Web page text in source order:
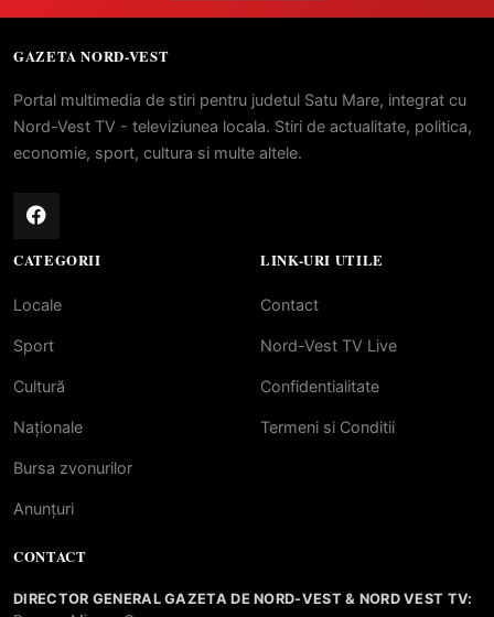
GAZETA NORD-VEST
Portal multimedia de stiri pentru judetul Satu Mare, integrat cu
Nord-Vest TV - televiziunea locala. Stiri de actualitate, politica,
economie, sport, cultura si multe altele.
CATEGORII
Locale
Sport
Cultură
Naționale
Bursa zvonurilor
Anunțuri
LINK-URI UTILE
Contact
Nord-Vest TV Live
Confidentialitate
Termeni si Conditii
CONTACT
DIRECTOR GENERAL GAZETA DE NORD-VEST & NORD VEST TV: